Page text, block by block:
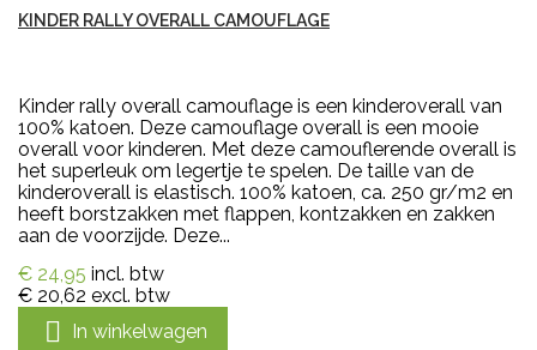
KINDER RALLY OVERALL CAMOUFLAGE
Kinder rally overall camouflage is een kinderoverall van
100% katoen. Deze camouflage overall is een mooie
overall voor kinderen. Met deze camouflerende overall is
het superleuk om legertje te spelen. De taille van de
kinderoverall is elastisch. 100% katoen, ca. 250 gr/m2 en
heeft borstzakken met flappen, kontzakken en zakken
aan de voorzijde. Deze...
€ 24,95 incl. btw
€ 20,62 excl. btw
 In winkelwagen